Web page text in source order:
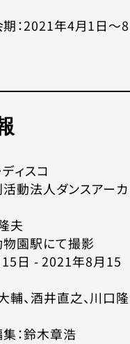
：2021年4月1日～8
ディスコ
動法人ダンスアーカ
夫
園駅にて撮影
日 - 2021年8月15
輔、酒井直之、川口隆
：鈴木章浩